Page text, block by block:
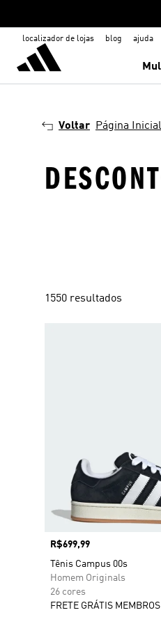
localizador de lojas blog ajuda
Voltar Página Inicial
1550 resultados
Preço
R$699,99
Tênis Campus 00s
Homem Originals
26 cores
FRETE GRÁTIS